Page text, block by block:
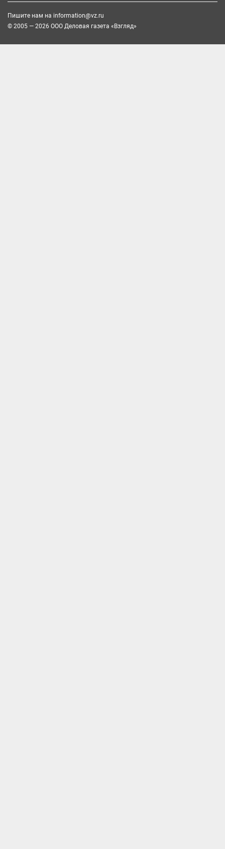
Пишите нам на information@vz.ru
© 2005 — 2026 ООО Деловая газета «Взгляд»